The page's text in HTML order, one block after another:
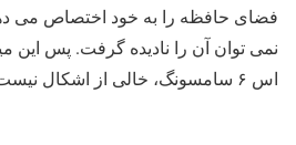
فضای حافظه را به خود اختصاص می
نمی توان آن را نادیده گرفت. پس این
اس ۶ سامسونگ، خالی از اشکال نیست!